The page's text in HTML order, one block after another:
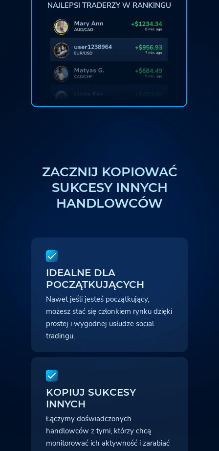
NAJLEPSI TRADERZY W RANKINGU
ZACZNIJ KOPIOWAĆ
SUKCESY INNYCH
HANDLOWCÓW
IDEALNE DLA
POCZĄTKUJĄCYCH
Nawet jeśli jesteś początkujący,
możesz stać się członkiem rynku dzięki
prostej i wygodnej usłudze social
tradingu.
KOPIUJ SUKCESY
INNYCH
Łączymy doświadczonych
handlowców z tymi, którzy chcą
monitorować ich aktywność i zarabiać